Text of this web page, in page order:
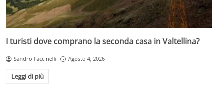
I turisti dove comprano la seconda casa in Valtellina?
Sandro Faccinelli Agosto 4, 2026
Leggi di più